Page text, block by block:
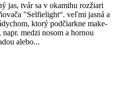
jas, tvár sa v okamihu rozžiari
"Selfielight“. veľmi jasná a
ktorý podčiarkne make-
medzi nosom a hornou
alebo...